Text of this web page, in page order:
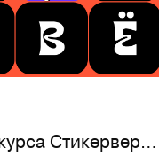
172 1,5K
Стикерпак в рамках конкурса Стикерверс от Dprofile